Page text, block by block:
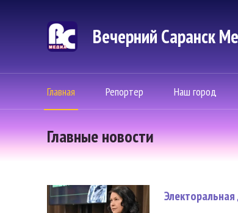
Вечерний Саранск
Главная Репортер Наш город
Главные новости
сталкивается с
и аудио